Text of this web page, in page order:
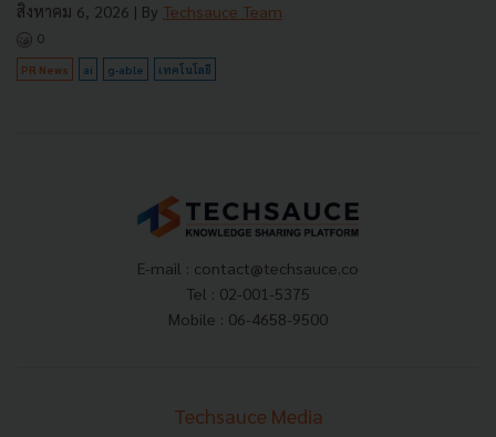
สิงหาคม 6, 2026 | By Techsauce Team
0
PR News ai g-able เทคโนโลยี
E-mail : contact@techsauce.co
Tel : 02-001-5375
Mobile : 06-4658-9500
Techsauce Media